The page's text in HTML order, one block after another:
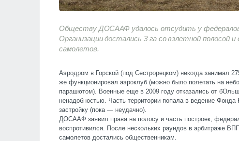
Обществу ДОСААФ удалось отсудить у федералов
Организации достались 3 га со взлетной полосой
самолетов.
Аэродром в Горской (под Сестрорецком) некогда занимал
же функционировал аэроклуб (можно было полетать на
парашютом). Военные еще в 2009 году отказались от
ненадобностью. Часть территории попала в ведение
застройку (пока — неудачно).
ДОСААФ заявил права на полосу и часть построек;
воспротивился. После нескольких раундов в арбитраже
самолетов достались общественникам.